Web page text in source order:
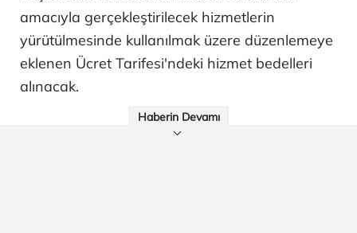
amacıyla gerçekleştirilecek hizmetlerin
yürütülmesinde kullanılmak üzere düzenlemeye
eklenen Ücret Tarifesi'ndeki hizmet bedelleri
alınacak.
Haberin Devamı